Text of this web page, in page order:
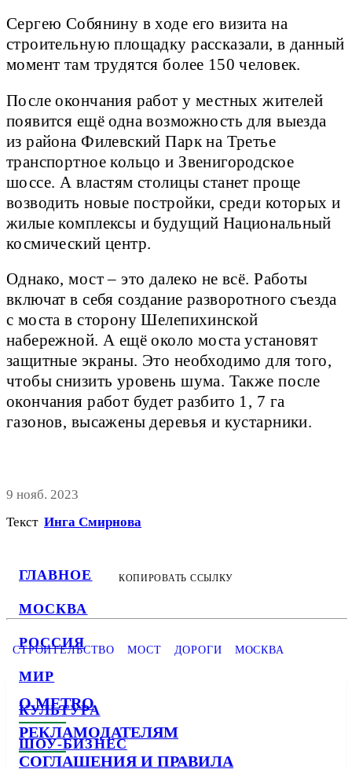
ГЛАВНОЕ
МОСКВА
РОССИЯ
МИР
КУЛЬТУРА
ШОУ-БИЗНЕС
Сергею Собянину в ходе его визита на
строительную площадку рассказали, в данный
момент там трудятся более 150 человек.
После окончания работ у местных жителей
появится ещё одна возможность для выезда
из района Филевский Парк на Третье
транспортное кольцо и Звенигородское
шоссе. А властям столицы станет проще
возводить новые постройки, среди которых и
жилые комплексы и будущий Национальный
космический центр.
Однако, мост – это далеко не всё. Работы
включат в себя создание разворотного съезда
с моста в сторону Шелепихинской
набережной. А ещё около моста установят
защитные экраны. Это необходимо для того,
чтобы снизить уровень шума. Также после
окончания работ будет разбито 1, 7 га
газонов, высажены деревья и кустарники.
9 нояб. 2023
Текст Инга Смирнова
КОПИРОВАТЬ ССЫЛКУ
СТРОИТЕЛЬСТВО МОСТ ДОРОГИ МОСКВА
О METRO
РЕКЛАМОДАТЕЛЯМ
СОГЛАШЕНИЯ И ПРАВИЛА